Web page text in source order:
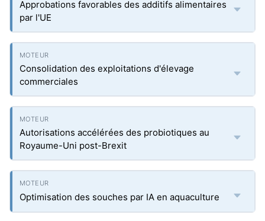
Approbations favorables des additifs alimentaires
par l'UE
Consolidation des exploitations d'élevage
commerciales
Autorisations accélérées des probiotiques au
Royaume-Uni post-Brexit
Optimisation des souches par IA en aquaculture